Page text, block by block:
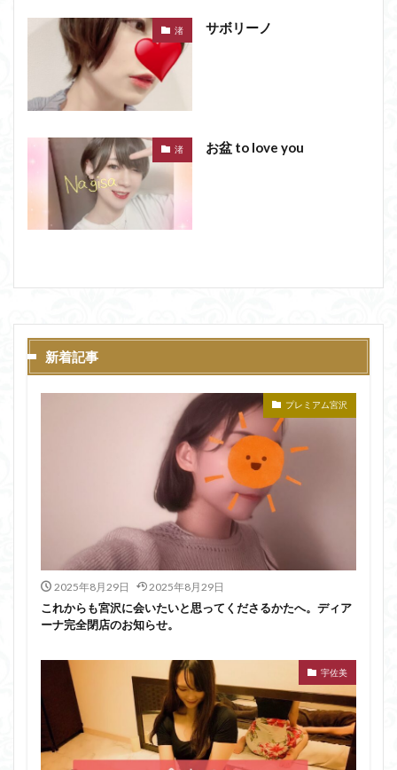
渚 サボリーノ
渚 お盆 to love you
新着記事
プレミアム宮沢
2025年8月29日 2025年8月29日
これからも宮沢に会いたいと思ってくださるかたへ。ディア
ーナ完全閉店のお知らせ。
宇佐美